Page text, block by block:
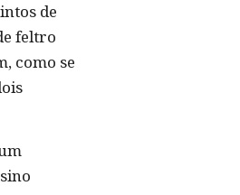
de
feltro
como se